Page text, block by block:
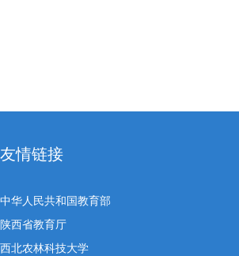
友情链接
中华人民共和国教育部
陕西省教育厅
西北农林科技大学